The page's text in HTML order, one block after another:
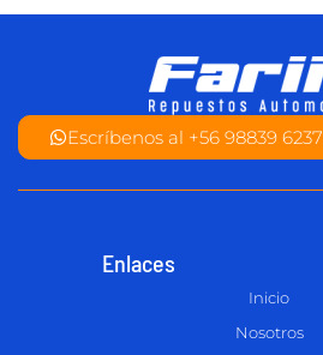
Escríbenos al +56 98839 6237
Enlaces
Inicio
Nosotros